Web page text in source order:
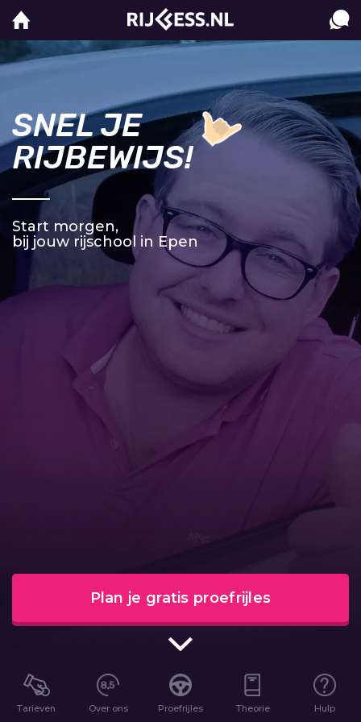
SNEL JE
RIJBEWIJS!
Start morgen,
bij jouw rijschool in Epen
Plan je gratis proefrijles
Tarieven Over ons Proefrijles Theorie Hulp